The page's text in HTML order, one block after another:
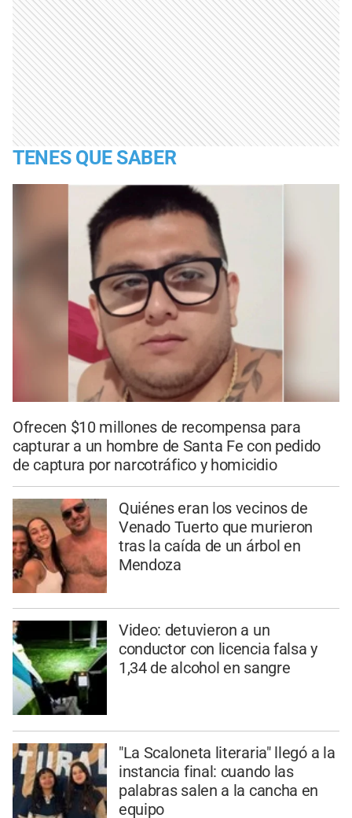
TENES QUE SABER
Ofrecen $10 millones de recompensa para
capturar a un hombre de Santa Fe con pedido
de captura por narcotráfico y homicidio
Quiénes eran los vecinos de
Venado Tuerto que murieron
tras la caída de un árbol en
Mendoza
Video: detuvieron a un
conductor con licencia falsa y
1,34 de alcohol en sangre
"La Scaloneta literaria" llegó a la
instancia final: cuando las
palabras salen a la cancha en
equipo